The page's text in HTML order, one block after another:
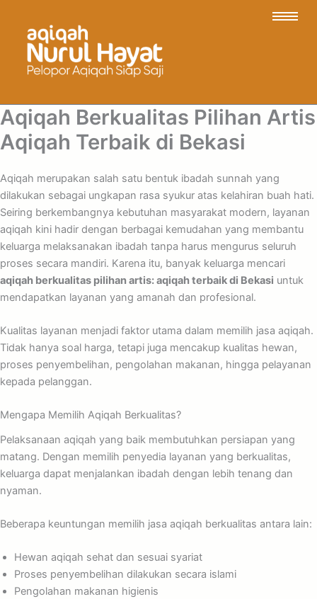
Aqiqah Berkualitas Pilihan Artis
Aqiqah Terbaik di Bekasi
Aqiqah merupakan salah satu bentuk ibadah sunnah yang
dilakukan sebagai ungkapan rasa syukur atas kelahiran buah hati.
Seiring berkembangnya kebutuhan masyarakat modern, layanan
aqiqah kini hadir dengan berbagai kemudahan yang membantu
keluarga melaksanakan ibadah tanpa harus mengurus seluruh
proses secara mandiri. Karena itu, banyak keluarga mencari
aqiqah berkualitas pilihan artis: aqiqah terbaik di Bekasi untuk
mendapatkan layanan yang amanah dan profesional.
Kualitas layanan menjadi faktor utama dalam memilih jasa aqiqah.
Tidak hanya soal harga, tetapi juga mencakup kualitas hewan,
proses penyembelihan, pengolahan makanan, hingga pelayanan
kepada pelanggan.
Mengapa Memilih Aqiqah Berkualitas?
Pelaksanaan aqiqah yang baik membutuhkan persiapan yang
matang. Dengan memilih penyedia layanan yang berkualitas,
keluarga dapat menjalankan ibadah dengan lebih tenang dan
nyaman.
Beberapa keuntungan memilih jasa aqiqah berkualitas antara lain:
Hewan aqiqah sehat dan sesuai syariat
Proses penyembelihan dilakukan secara islami
Pengolahan makanan higienis